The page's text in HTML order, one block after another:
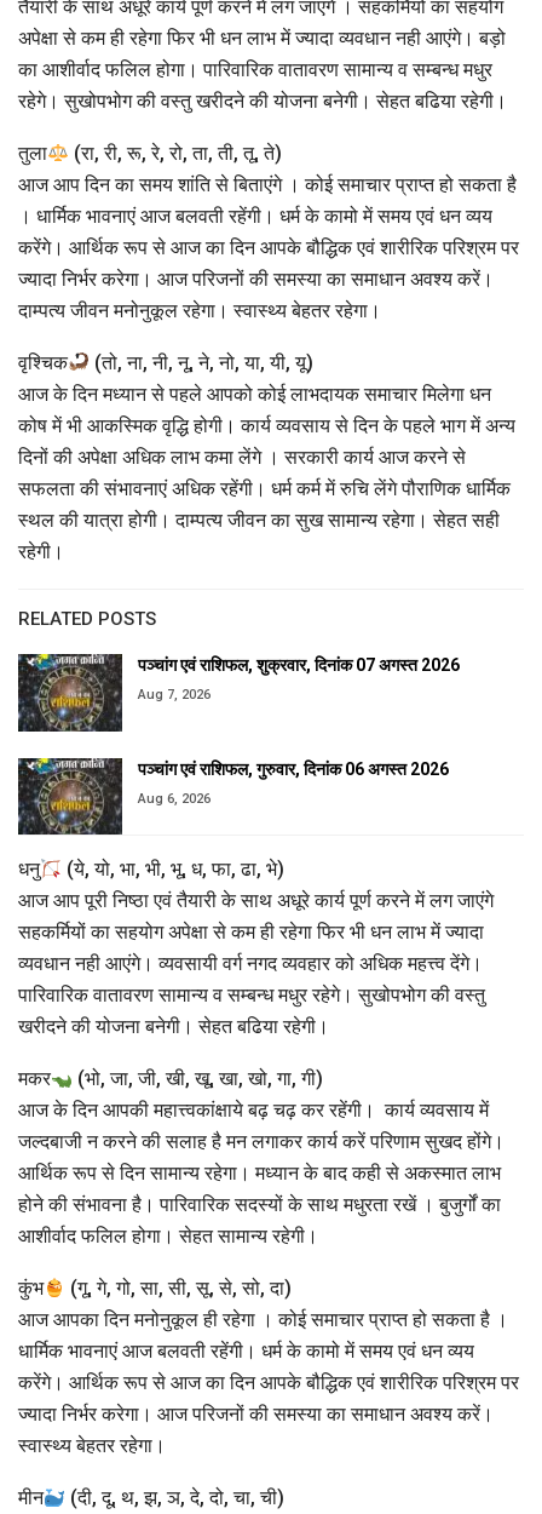
तैयारी के साथ अधूरे कार्य पूर्ण करने में लग जाएंगे । सहकर्मियों का सहयोग
अपेक्षा से कम ही रहेगा फिर भी धन लाभ में ज्यादा व्यवधान नही आएंगे। बड़ो
का आशीर्वाद फलिल होगा। पारिवारिक वातावरण सामान्य व सम्बन्ध मधुर
रहेगे। सुखोपभोग की वस्तु खरीदने की योजना बनेगी। सेहत बढिया रहेगी।
तुला
(रा, री, रू, रे, रो, ता, ती, तू, ते)
आज आप दिन का समय शांति से बिताएंगे । कोई समाचार प्राप्त हो सकता है
। धार्मिक भावनाएं आज बलवती रहेंगी। धर्म के कामो में समय एवं धन व्यय
करेंगे। आर्थिक रूप से आज का दिन आपके बौद्धिक एवं शारीरिक परिश्रम पर
ज्यादा निर्भर करेगा। आज परिजनों की समस्या का समाधान अवश्य करें।
दाम्पत्य जीवन मनोनुकूल रहेगा। स्वास्थ्य बेहतर रहेगा।
वृश्चिक
(तो, ना, नी, नू, ने, नो, या, यी, यू)
आज के दिन मध्यान से पहले आपको कोई लाभदायक समाचार मिलेगा धन
कोष में भी आकस्मिक वृद्धि होगी। कार्य व्यवसाय से दिन के पहले भाग में अन्य
दिनों की अपेक्षा अधिक लाभ कमा लेंगे । सरकारी कार्य आज करने से
सफलता की संभावनाएं अधिक रहेंगी। धर्म कर्म में रुचि लेंगे पौराणिक धार्मिक
स्थल की यात्रा होगी। दाम्पत्य जीवन का सुख सामान्य रहेगा। सेहत सही
रहेगी।
RELATED POSTS
पञ्चांग एवं राशिफल, शुक्रवार, दिनांक 07 अगस्त 2026
Aug 7, 2026
पञ्चांग एवं राशिफल, गुरुवार, दिनांक 06 अगस्त 2026
Aug 6, 2026
धनु
(ये, यो, भा, भी, भू, ध, फा, ढा, भे)
आज आप पूरी निष्ठा एवं तैयारी के साथ अधूरे कार्य पूर्ण करने में लग जाएंगे
सहकर्मियों का सहयोग अपेक्षा से कम ही रहेगा फिर भी धन लाभ में ज्यादा
व्यवधान नही आएंगे। व्यवसायी वर्ग नगद व्यवहार को अधिक महत्त्व देंगे।
पारिवारिक वातावरण सामान्य व सम्बन्ध मधुर रहेगे। सुखोपभोग की वस्तु
खरीदने की योजना बनेगी। सेहत बढिया रहेगी।
मकर
(भो, जा, जी, खी, खू, खा, खो, गा, गी)
आज के दिन आपकी महात्त्वकांक्षाये बढ़ चढ़ कर रहेंगी। कार्य व्यवसाय में
जल्दबाजी न करने की सलाह है मन लगाकर कार्य करें परिणाम सुखद होंगे।
आर्थिक रूप से दिन सामान्य रहेगा। मध्यान के बाद कही से अकस्मात लाभ
होने की संभावना है। पारिवारिक सदस्यों के साथ मधुरता रखें । बुजुर्गों का
आशीर्वाद फलिल होगा। सेहत सामान्य रहेगी।
कुंभ
(गू, गे, गो, सा, सी, सू, से, सो, दा)
आज आपका दिन मनोनुकूल ही रहेगा । कोई समाचार प्राप्त हो सकता है ।
धार्मिक भावनाएं आज बलवती रहेंगी। धर्म के कामो में समय एवं धन व्यय
करेंगे। आर्थिक रूप से आज का दिन आपके बौद्धिक एवं शारीरिक परिश्रम पर
ज्यादा निर्भर करेगा। आज परिजनों की समस्या का समाधान अवश्य करें।
स्वास्थ्य बेहतर रहेगा।
मीन
(दी, दू, थ, झ, ञ, दे, दो, चा, ची)